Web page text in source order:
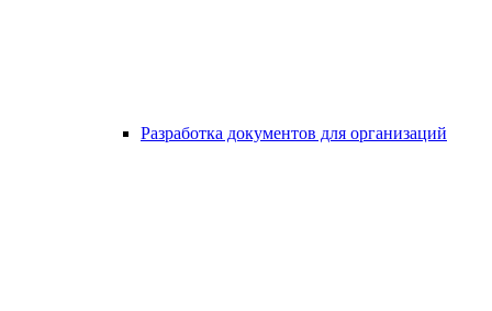
Разработка документов для организаций